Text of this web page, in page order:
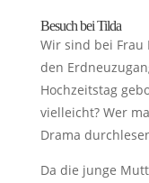
Besuch bei Tilda
Wir sind bei Frau
den
Hochzeitstag
vielleicht? Wer
Drama
Da die junge